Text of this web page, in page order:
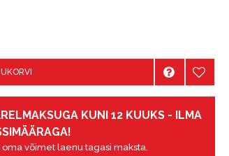
KUNI 12 KUUKS - ILMA
võimet laenu tagasi maksta.